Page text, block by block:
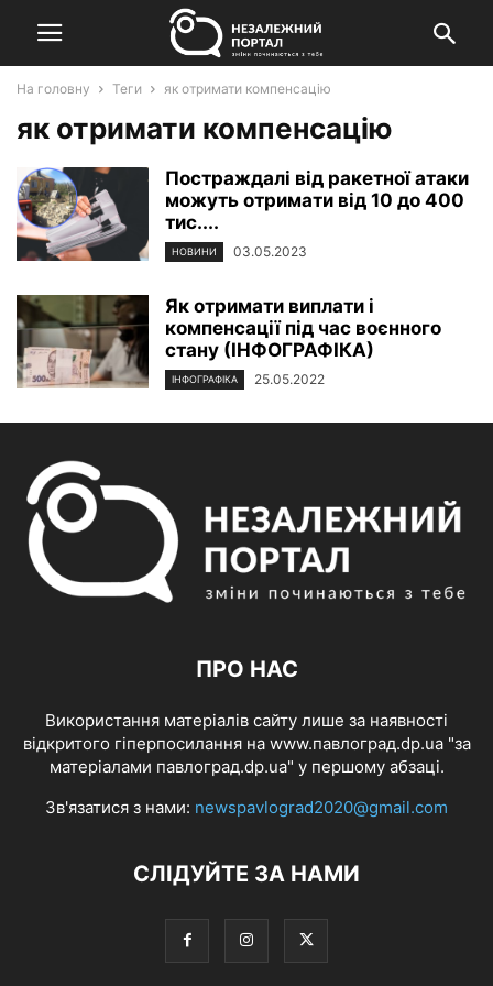
На головну Теги як отримати компенсацію
як отримати компенсацію
Постраждалі від ракетної атаки
можуть отримати від 10 до 400
тис....
НОВИНИ 03.05.2023
Як отримати виплати і
компенсації під час воєнного
стану (ІНФОГРАФІКА)
ІНФОГРАФІКА 25.05.2022
ПРО НАС
Використання матеріалів сайту лише за наявності
відкритого гіперпосилання на www.павлоград.dp.ua "за
матеріалами павлоград.dp.ua" у першому абзаці.
Зв'язатися з нами: newspavlograd2020@gmail.com
СЛІДУЙТЕ ЗА НАМИ